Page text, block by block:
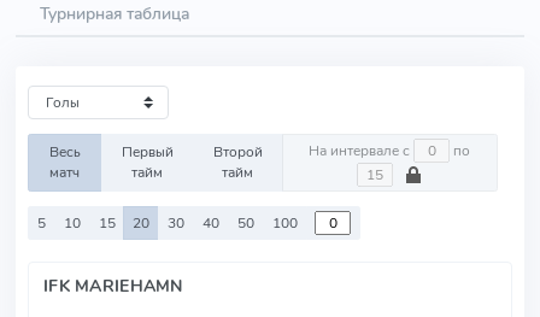
Турнирная таблица
Весь
матч
Первый
тайм
Второй
тайм
На интервале с по
5 10 15 20 30 40 50 100
IFK MARIEHAMN